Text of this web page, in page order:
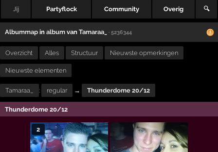
Jij Partyflock Community Overig 🔍
Albummap inalbum vanTamaraa_ · 5236344
Overzicht Alles Structuur Nieuwste opmerkingen
Nieuwste elementen
Tamaraa_ : regular → Thunderdome 20/12
Thunderdome 20/12
2